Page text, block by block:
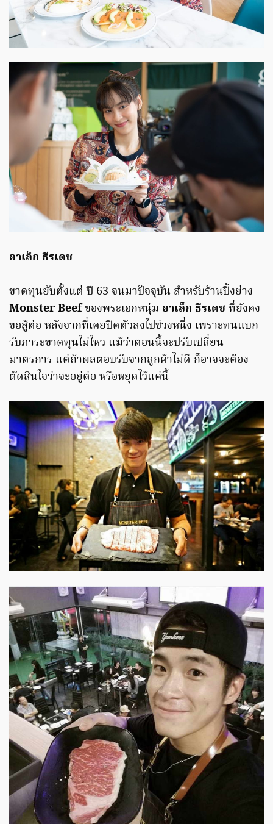
อาเล็ก ธีรเดช
ขาดทุนยับตั้งแต่ ปี 63 จนมาปัจจุบัน สำหรับร้านปิ้งย่าง
Monster Beefของพระเอกหนุ่ม อาเล็ก ธีรเดชที่ยังคง
ขอสู้ต่อ หลังจากที่เคยปิดตัวลงไปช่วงหนึ่ง เพราะทนแบก
รับภาระขาดทุนไม่ไหว แม้ว่าตอนนี้จะปรับเปลี่ยน
มาตรการ แต่ถ้าผลตอบรับจากลูกค้าไม่ดี ก็อาจจะต้อง
ตัดสินใจว่าจะอยู่ต่อ หรือหยุดไว้แค่นี้